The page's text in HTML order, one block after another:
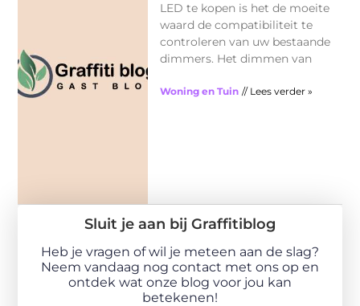
LED te kopen is het de moeite
waard de compatibiliteit te
controleren van uw bestaande
dimmers. Het dimmen van
Woning en Tuin // Lees verder »
Sluit je aan bij Graffitiblog
Heb je vragen of wil je meteen aan de slag?
Neem vandaag nog contact met ons op en
ontdek wat onze blog voor jou kan
betekenen!